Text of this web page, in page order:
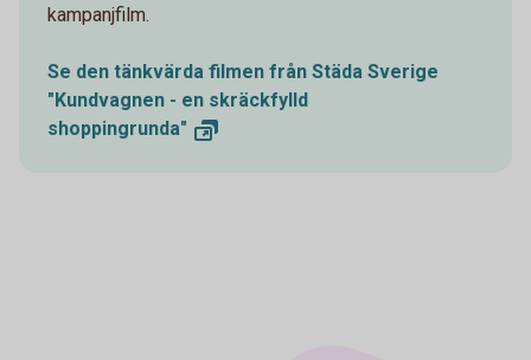
kampanjfilm.
Se den tänkvärda filmen från Städa Sverige
"Kundvagnen - en skräckfylld
shoppingrunda"